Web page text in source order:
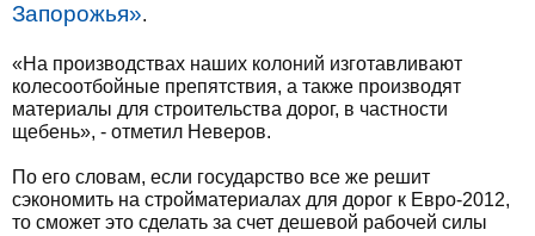
Запорожья».
«На производствах наших колоний изготавливают
колесоотбойные препятствия, а также производят
материалы для строительства дорог, в частности
щебень», - отметил Неверов.
По его словам, если государство все же решит
сэкономить на стройматериалах для дорог к Евро-2012,
то сможет это сделать за счет дешевой рабочей силы